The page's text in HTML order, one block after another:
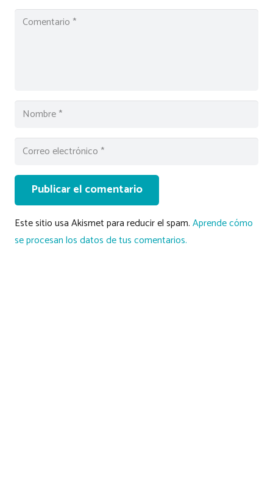
Publicar el comentario
Este sitio usa Akismet para reducir el spam.Aprende cómo
se procesan los datos de tus comentarios.